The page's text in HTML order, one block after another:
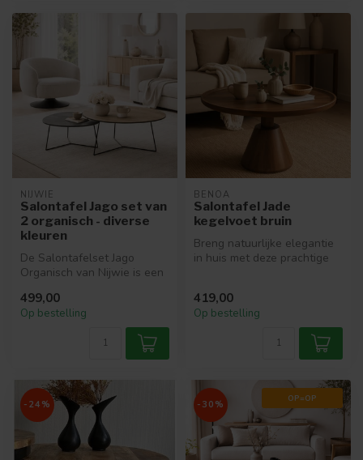
NIJWIE
Salontafel Jago set van
2 organisch - diverse
kleuren
De Salontafelset Jago
Organisch van Nijwie is een
speels ge...
499,00
Op bestelling
BENOA
Salontafel Jade
kegelvoet bruin
Breng natuurlijke elegantie
in huis met deze prachtige
419,00
Op bestelling
-24%
OP=OP
-30%